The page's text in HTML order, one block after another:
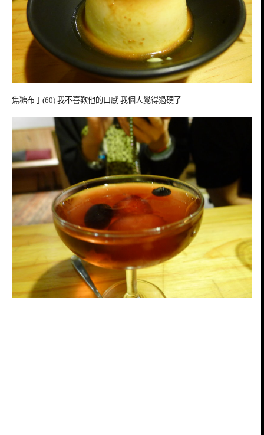
焦糖布丁(60) 我不喜歡他的口感 我個人覺得過硬了